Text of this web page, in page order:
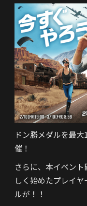
ドン勝メダルを最
催！
さらに、本イベン
しく始めたプレイ
ルが！！